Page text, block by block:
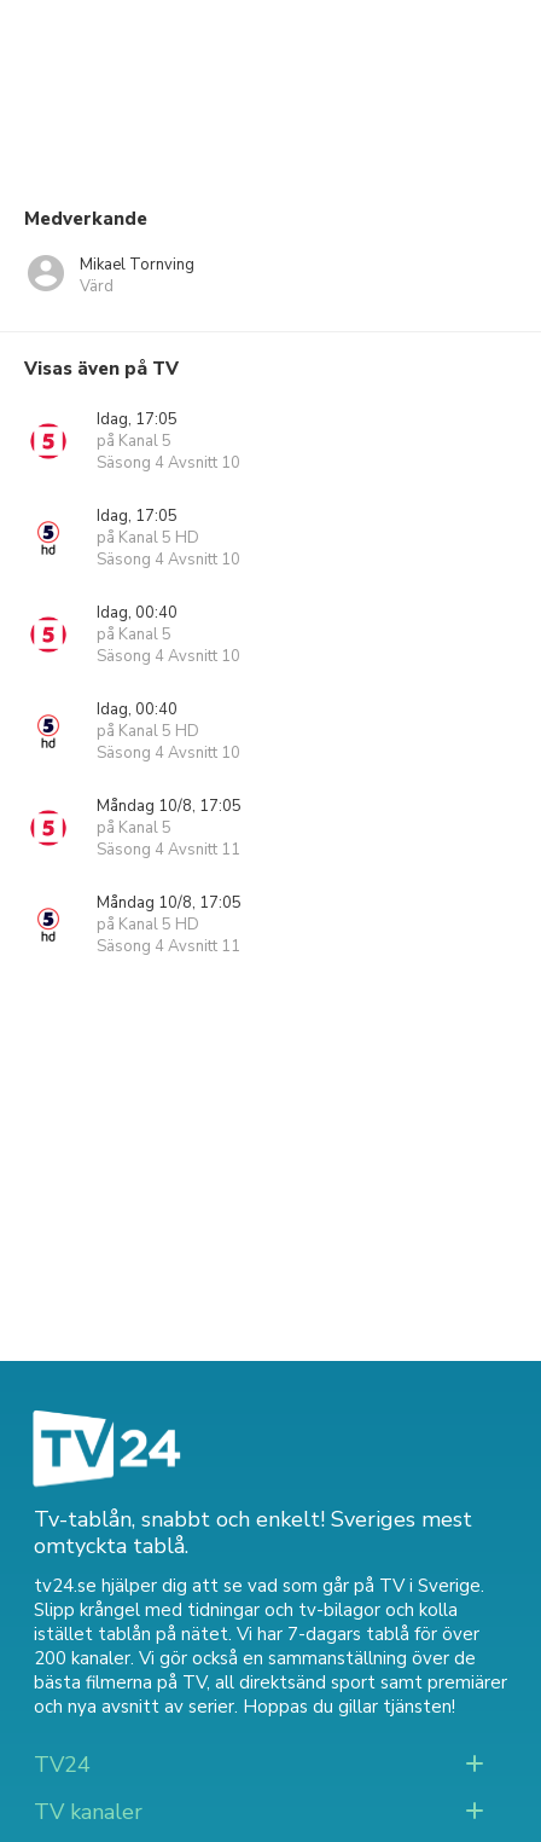
Medverkande
Mikael Tornving
Värd
Visas även på TV
Idag, 17:05
på Kanal 5
Säsong 4 Avsnitt 10
Idag, 17:05
på Kanal 5 HD
Säsong 4 Avsnitt 10
Idag, 00:40
på Kanal 5
Säsong 4 Avsnitt 10
Idag, 00:40
på Kanal 5 HD
Säsong 4 Avsnitt 10
Måndag 10/8, 17:05
på Kanal 5
Säsong 4 Avsnitt 11
Måndag 10/8, 17:05
på Kanal 5 HD
Säsong 4 Avsnitt 11
Tv-tablån, snabbt och enkelt! Sveriges mest
omtyckta tablå.
tv24.se hjälper dig att se vad som går på TV i Sverige.
Slipp krångel med tidningar och tv-bilagor och kolla
istället tablån på nätet. Vi har 7-dagars tablå för över
200 kanaler. Vi gör också en sammanställning över de
bästa filmerna på TV, all direktsänd sport samt premiärer
och nya avsnitt av serier. Hoppas du gillar tjänsten!
TV24
TV kanaler